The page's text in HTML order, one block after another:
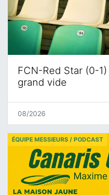
FCN-Red Star (0-
grand vide
08/2026
ÉQUIPE MESSIEURS / PODCAST